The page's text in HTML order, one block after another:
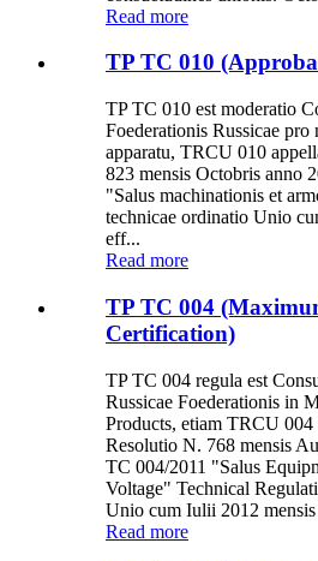
Read more
TP TC 010
TP TC 010 est moderatio
Foederationis Russicae pro
apparatu, TRCU 010
823 mensis Octobris anno
"Salus machinationis et
technicae ordinatio Unio
eff...
Read more
TP TC 004
Certification)
TP TC 004 regula est
Russicae Foederationis in
Products, etiam TRCU 004
Resolutio N. 768 mensis
TC 004/2011 "Salus
Voltage" Technical
Unio cum Iulii 2012 mensis
Read more